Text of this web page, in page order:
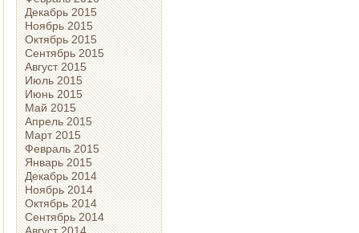
Декабрь 2015
Ноябрь 2015
Октябрь 2015
Сентябрь 2015
Август 2015
Июль 2015
Июнь 2015
Май 2015
Апрель 2015
Март 2015
Февраль 2015
Январь 2015
Декабрь 2014
Ноябрь 2014
Октябрь 2014
Сентябрь 2014